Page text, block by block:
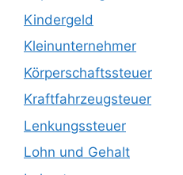
Kindergeld
Kleinunternehmer
Körperschaftssteuer
Kraftfahrzeugsteuer
Lenkungssteuer
Lohn und Gehalt